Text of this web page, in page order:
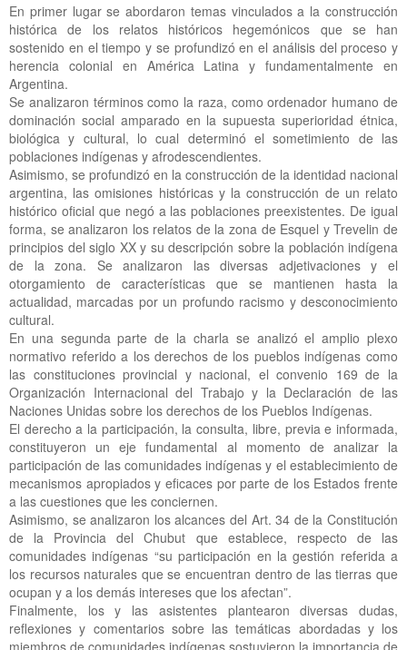
En primer lugar se abordaron temas vinculados a la construcción
histórica de los relatos históricos hegemónicos que se han
sostenido en el tiempo y se profundizó en el análisis del proceso y
herencia colonial en América Latina y fundamentalmente en
Argentina.
Se analizaron términos como la raza, como ordenador humano de
dominación social amparado en la supuesta superioridad étnica,
biológica y cultural, lo cual determinó el sometimiento de las
poblaciones indígenas y afrodescendientes.
Asimismo, se profundizó en la construcción de la identidad nacional
argentina, las omisiones históricas y la construcción de un relato
histórico oficial que negó a las poblaciones preexistentes. De igual
forma, se analizaron los relatos de la zona de Esquel y Trevelin de
principios del siglo XX y su descripción sobre la población indígena
de la zona. Se analizaron las diversas adjetivaciones y el
otorgamiento de características que se mantienen hasta la
actualidad, marcadas por un profundo racismo y desconocimiento
cultural.
En una segunda parte de la charla se analizó el amplio plexo
normativo referido a los derechos de los pueblos indígenas como
las constituciones provincial y nacional, el convenio 169 de la
Organización Internacional del Trabajo y la Declaración de las
Naciones Unidas sobre los derechos de los Pueblos Indígenas.
El derecho a la participación, la consulta, libre, previa e informada,
constituyeron un eje fundamental al momento de analizar la
participación de las comunidades indígenas y el establecimiento de
mecanismos apropiados y eficaces por parte de los Estados frente
a las cuestiones que les conciernen.
Asimismo, se analizaron los alcances del Art. 34 de la Constitución
de la Provincia del Chubut que establece, respecto de las
comunidades indígenas “su participación en la gestión referida a
los recursos naturales que se encuentran dentro de las tierras que
ocupan y a los demás intereses que los afectan”.
Finalmente, los y las asistentes plantearon diversas dudas,
reflexiones y comentarios sobre las temáticas abordadas y los
miembros de comunidades indígenas sostuvieron la importancia de